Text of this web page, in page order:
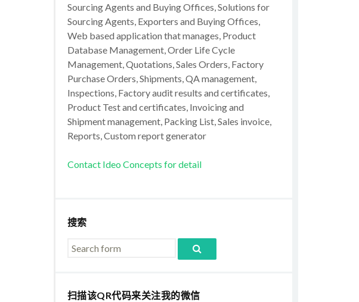
Sourcing Agents and Buying Offices, Solutions for
Sourcing Agents, Exporters and Buying Offices,
Web based application that manages, Product
Database Management, Order Life Cycle
Management, Quotations, Sales Orders, Factory
Purchase Orders, Shipments, QA management,
Inspections, Factory audit results and certificates,
Product Test and certificates, Invoicing and
Shipment management, Packing List, Sales invoice,
Reports, Custom report generator
Contact Ideo Concepts for detail
搜索
扫描该QR代码来关注我的微信